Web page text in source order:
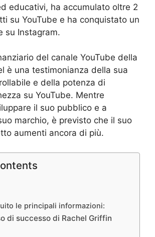
educativi, ha accumulato oltre 2
su YouTube e ha conquistato un
su Instagram.
del canale YouTube della
è una testimonianza della sua
e della potenza di
su YouTube. Mentre
il suo pubblico e a
marchio, è previsto che il suo
aumenti ancora di più.
le principali informazioni:
di successo di Rachel Griffin